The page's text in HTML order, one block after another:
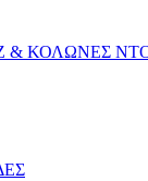
& ΚΟΛΩΝΕΣ